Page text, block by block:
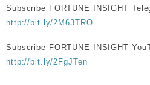
15:11
財經｜韓股反覆波動收
差達1125億美元
12:44
財經｜日本春季三度入
Subscribe FORTUNE INSIGHT
http://bit.ly/2M63TRO
Subscribe FORTUNE INSIGHT
http://bit.ly/2FgJTen